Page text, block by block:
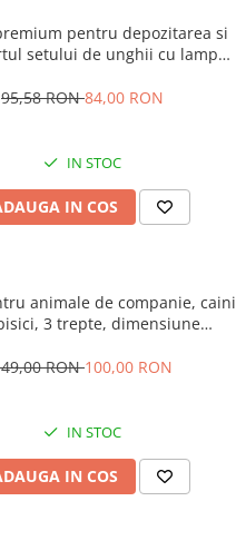
pentru depozitarea si
setului de unghii cu lampa
24x23x15 cm, 2
95,58 RON84,00 RON
IN STOC
IN COS
animale de companie, caini
pisici, 3 trepte, dimensiune
rezistent
RON100,00 RON
IN STOC
IN COS